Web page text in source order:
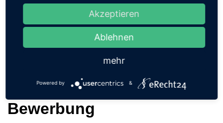
gute Ausdrucksweise (z. B. beim Schreiben
von Briefen und Protokollen und am Telefon)
sorgfältiges zuverlässiges Arbeiten
Befähigung zum Planen und organisieren
Freude an der Arbeit im Team und mit Kunden
Bereitschaft zur Fortbildung
Bewerbung
Akzeptieren
Ablehnen
mehr
Powered by &